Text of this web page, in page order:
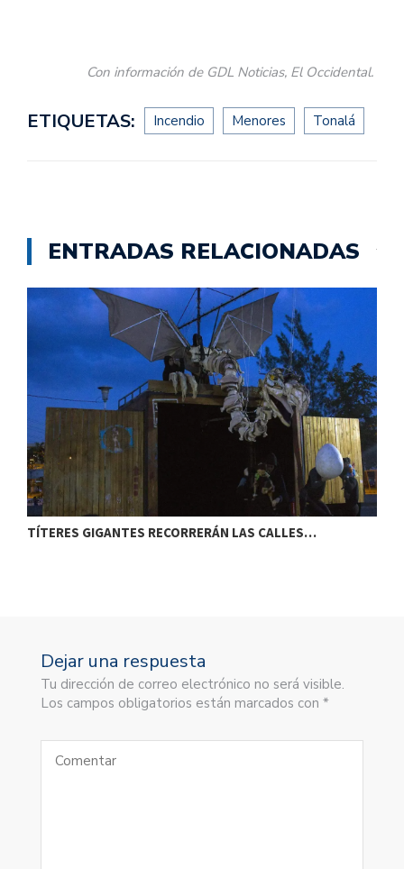
Con información de GDL Noticias, El Occidental.
ETIQUETAS: Incendio Menores Tonalá
ENTRADAS RELACIONADAS
TÍTERES GIGANTES RECORRERÁN LAS CALLES…
Dejar una respuesta
Tu dirección de correo electrónico no será visible.
Los campos obligatorios están marcados con *